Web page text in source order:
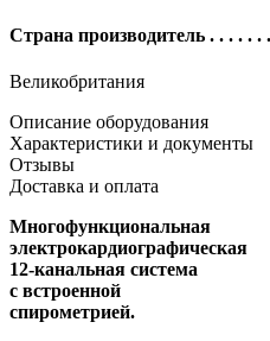
Страна производитель . . . . . .
Великобритания
Описание оборудования
Характеристики и документы
Отзывы
Доставка и оплата
Многофункциональная
электрокардиографическая
12-канальная система
с встроенной
спирометрией.